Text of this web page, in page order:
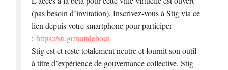
(pas besoin d’invitation). Inscrivez-vous à Stig via ce
lien depuis votre smartphone pour participer
:https://sti.gr/nuitdebout
Stig est et reste totalement neutre et fournit son outil
à titre d’expérience de gouvernance collective. Stig